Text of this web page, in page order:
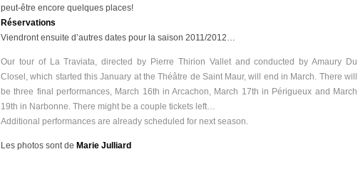
peut-être encore quelques places!
Réservations
Viendront ensuite d’autres dates pour la saison 2011/2012…
Our tour of La Traviata, directed by Pierre Thirion Vallet and conducted by Amaury Du
Closel, which started this January at the Théâtre de Saint Maur, will end in March. There will
be three final performances, March 16th in Arcachon, March 17th in Périgueux and March
19th in Narbonne. There might be a couple tickets left…
Additional performances are already scheduled for next season.
Les photos sont de Marie Julliard